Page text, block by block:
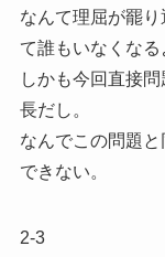
なんて理屈が罷
て誰もいなくなる
しかも今回直接
長だし。
なんでこの問題
できない。
2-3